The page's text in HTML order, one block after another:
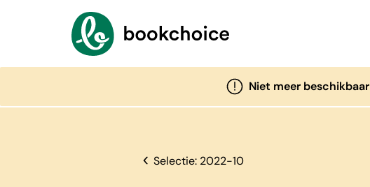
Niet meer beschikbaar
Selectie: 2022-10